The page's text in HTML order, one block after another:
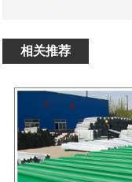
相关推荐